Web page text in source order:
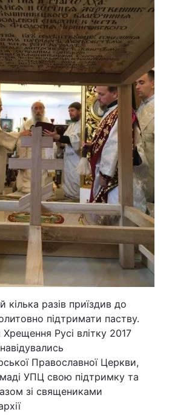
кілька разів приїздив до
підтримати паству.
Хрещення Русі влітку 2017
Православної Церкви,
УПЦ свою підтримку та
зі священиками